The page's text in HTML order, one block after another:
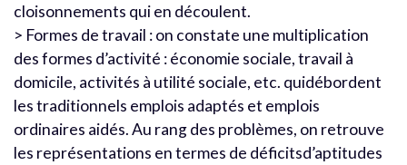
cloisonnements qui en découlent.
> Formes de travail : on constate une multiplication
des formes d’activité : économie sociale, travail à
domicile, activités à utilité sociale, etc. quidébordent
les traditionnels emplois adaptés et emplois
ordinaires aidés. Au rang des problèmes, on retrouve
les représentations en termes de déficitsd’aptitudes